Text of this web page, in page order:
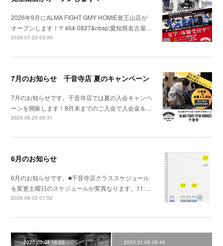
2026年9月にALMA FIGHT GMY HOMIE覚王山店が
オープンします！〒464-0827&nbsp;愛知県名古屋…
2026.07.23 03:00
7月のお知らせ 千音寺店 夏のキャンペーン
7月のお知らせです。千音寺店では夏の入会キャンペ
ーンを開催します！8月末までのご入会で入会金＆…
2026.06.29 09:31
6月のお知らせ
6月のお知らせです。■千音寺店クラススケジュール
を変更土曜日のスケジュールが変異なります。11:…
2026.06.02 07:52
2020.02.04 16:05 2020.01.08 09:46